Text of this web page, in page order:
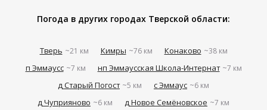
Погода в других городах Тверской области:
Тверь ~21 км Кимры ~76 км Конаково ~38 км
п Эммаусс ~7 км нп Эммаусская Школа-Интернат ~7 км
д Старый Погост ~5 км с Эммаус ~6 км
д Чуприяново ~6 км д Новое Семёновское ~7 км